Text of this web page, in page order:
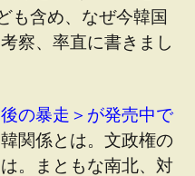
も含め、なぜ今韓国
察、率直に書きまし
の暴走＞が発売中で
関係とは。文政権の
。まともな南北、対